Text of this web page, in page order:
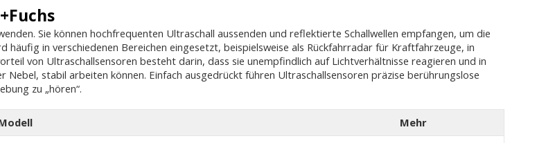
Sie können hochfrequenten Ultraschall aussenden und reflektierte Schallwellen empfangen, um die
in verschiedenen Bereichen eingesetzt, beispielsweise als Rückfahrradar für Kraftfahrzeuge, in
von Ultraschallsensoren besteht darin, dass sie unempfindlich auf Lichtverhältnisse reagieren und in
stabil arbeiten können. Einfach ausgedrückt führen Ultraschallsensoren präzise berührungslose
zu „hören“.
Mehr